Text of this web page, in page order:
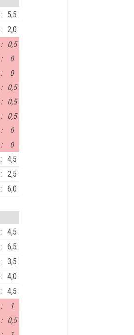
:
5,5
:
2,0
:
0,5
:
0
:
0
:
0,5
:
0,5
:
0,5
:
0
:
0
:
4,5
:
2,5
: 6,0
:
4,5
:
6,5
:
3,5
:
4,0
:
4,5
:
1
:
0,5